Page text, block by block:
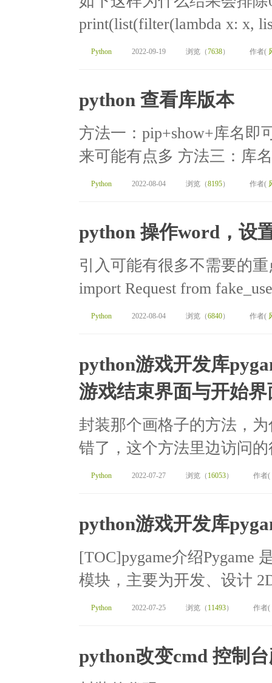
print(list(filter(lambda x: x,
Python 2022-09-19 浏览（7638） 作者(
python 查看库版本
方法一：pip+show+库名即
来可能有点多 方法三：库
Python 2022-08-04 浏览（8195） 作者(
python 操作word，设
引入可能有很多不需要的
import Request from
Python 2022-08-04 浏览（6840） 作者(
python游戏开发库
游戏结束界面与开始界
封装那个画格子的方法，
错了，这个方法里边访问
Python 2022-07-27 浏览（ 16053） 作者(
python游戏开发库
[TOC]pygame介绍Pygame
模块，主要为开发、设计
Python 2022-07-25 浏览（ 11493） 作者(
python改变cmd 控制